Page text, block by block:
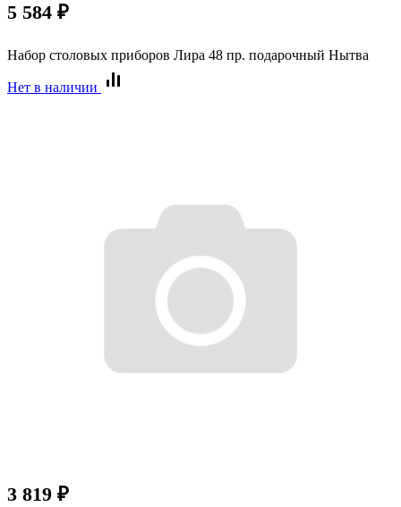
5 584 ₽
Набор столовых приборов Лира 48 пр. подарочный Нытва
Нет в наличии
3 819 ₽